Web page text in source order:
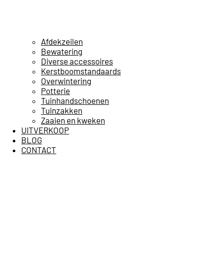
Afdekzeilen
Bewatering
Diverse accessoires
Kerstboomstandaards
Overwintering
Potterie
Tuinhandschoenen
Tuinzakken
Zaaien en kweken
UITVERKOOP
BLOG
CONTACT